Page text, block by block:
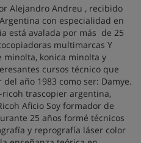
Alejandro Andreu , recibido
con especialidad en
está avalada por más de 25
multimarcas Y
konica minolta y
cursos técnico que
año 1983 como ser: Damye.
trascopier argentina,
Aficio Soy formador de
25 años formé técnicos
y reprografía láser color